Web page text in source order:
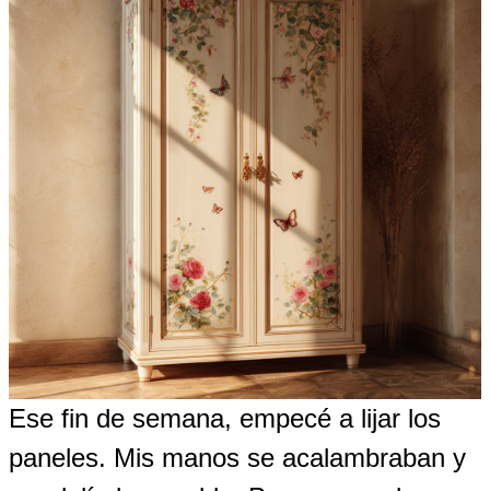
Ese fin de semana, empecé a lijar los
paneles. Mis manos se acalambraban y